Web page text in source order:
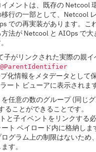
メントは、既存の Netcool
行の一部として、Netcool
での再実装があります。こ
法が Netcool と AIOps で大
がリンクされた実際の親イ
@ParentIdentifier
化情報をメタデータとして
ート ビューアに表示されま
任意の数のグループ (同じ
ことができることです。
と子イベントをリンクする
ト ペイロード内に格納しま
グラム上の制限はないため
す。